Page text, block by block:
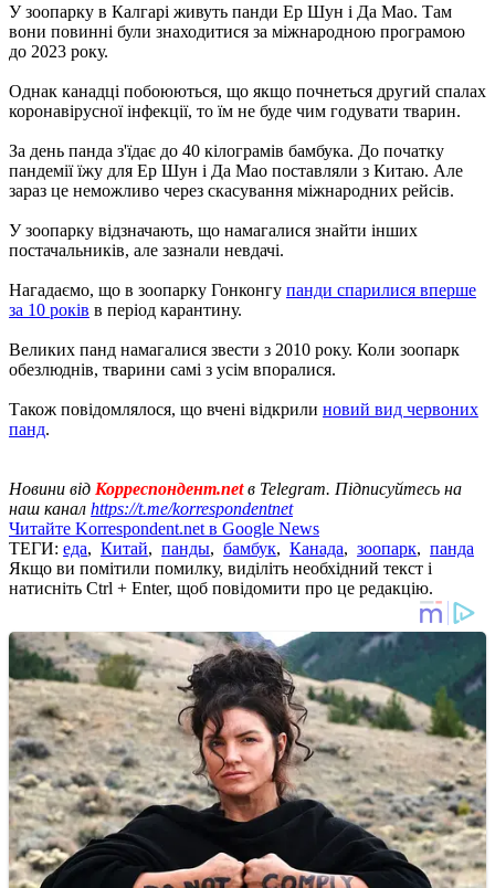
У зоопарку в Калгарі живуть панди Ер Шун і Да Мао. Там
вони повинні були знаходитися за міжнародною програмою
до 2023 року.
Однак канадці побоюються, що якщо почнеться другий спалах
коронавірусної інфекції, то їм не буде чим годувати тварин.
За день панда з'їдає до 40 кілограмів бамбука. До початку
пандемії їжу для Ер Шун і Да Мао поставляли з Китаю. Але
зараз це неможливо через скасування міжнародних рейсів.
У зоопарку відзначають, що намагалися знайти інших
постачальників, але зазнали невдачі.
Нагадаємо, що в зоопарку Гонконгу панди спарилися вперше
за 10 років в період карантину.
Великих панд намагалися звести з 2010 року. Коли зоопарк
обезлюднів, тварини самі з усім впоралися.
Також повідомлялося, що вчені відкрили новий вид червоних
панд.
Новини від Корреспондент.netв Telegram. Підписуйтесь на
наш канал https://t.me/korrespondentnet
Читайте Korrespondent.net в Google News
ТЕГИ: еда, Китай, панды, бамбук, Канада, зоопарк, панда
Якщо ви помітили помилку, виділіть необхідний текст і
натисніть Ctrl + Enter, щоб повідомити про це редакцію.